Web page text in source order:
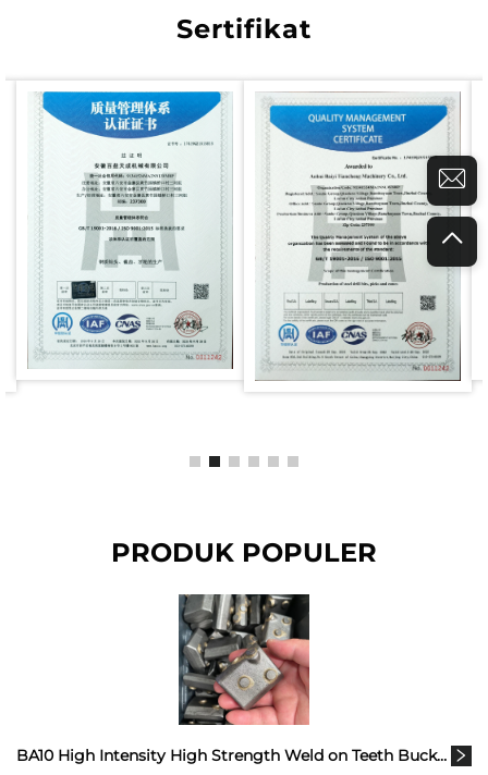
Sertifikat
PRODUK POPULER
BA10 High Intensity High Strength Weld on Teeth Bucket Bagian Pengganti Casing Foundation Wear